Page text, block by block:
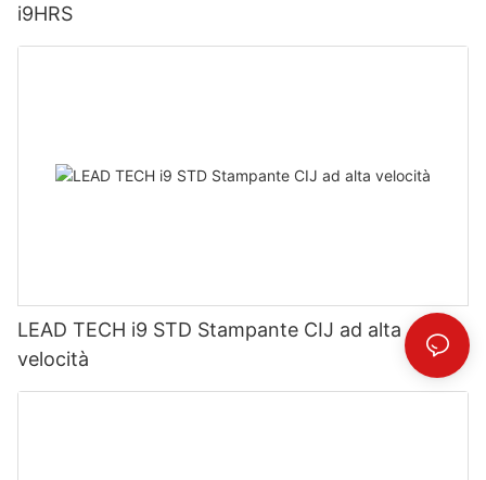
i9HRS
LEAD TECH i9 STD Stampante CIJ ad alta
velocità